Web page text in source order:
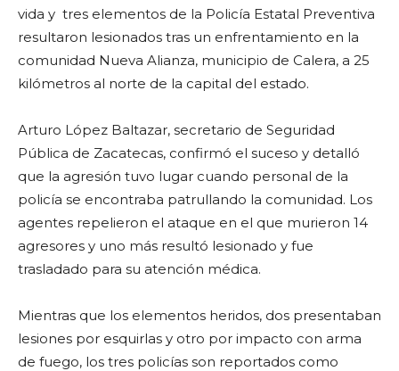
vida y tres elementos de la Policía Estatal Preventiva
resultaron lesionados tras un enfrentamiento en la
comunidad Nueva Alianza, municipio de Calera, a 25
kilómetros al norte de la capital del estado.
Arturo López Baltazar, secretario de Seguridad
Pública de Zacatecas, confirmó el suceso y detalló
que la agresión tuvo lugar cuando personal de la
policía se encontraba patrullando la comunidad. Los
agentes repelieron el ataque en el que murieron 14
agresores y uno más resultó lesionado y fue
trasladado para su atención médica.
Mientras que los elementos heridos, dos presentaban
lesiones por esquirlas y otro por impacto con arma
de fuego, los tres policías son reportados como